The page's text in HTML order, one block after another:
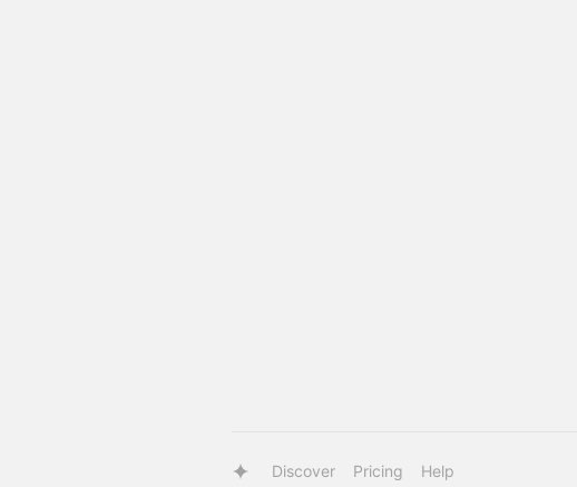
Discover Pricing Help